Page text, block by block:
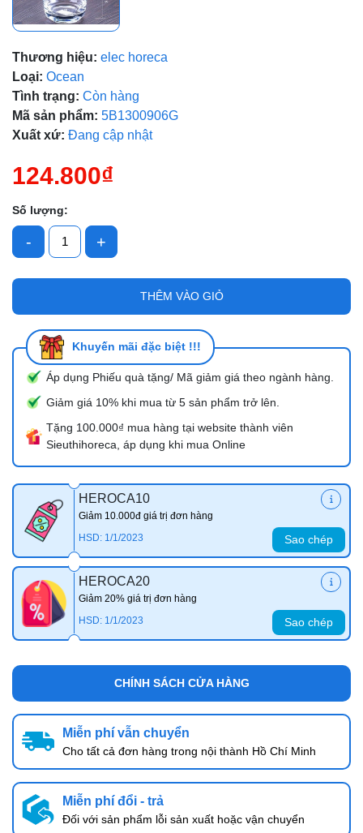
Thương hiệu: elec horeca
Loại: Ocean
Tình trạng: Còn hàng
Mã sản phẩm: 5B1300906G
Xuất xứ: Đang cập nhật
124.800₫
Số lượng:
- +
THÊM VÀO GIỎ
Khuyến mãi đặc biệt !!!
Áp dụng Phiếu quà tặng/ Mã giảm giá theo ngành hàng.
Giảm giá 10% khi mua từ 5 sản phẩm trở lên.
Tặng 100.000₫ mua hàng tại website thành viên
Sieuthihoreca, áp dụng khi mua Online
HEROCA10
Giảm 10.000đ giá trị đơn hàng
HSD: 1/1/2023
Sao chép
HEROCA20
Giảm 20% giá trị đơn hàng
HSD: 1/1/2023
Sao chép
Ngày hết hạn:
Điều kiện:
CHÍNH SÁCH CỬA HÀNG
Miễn phí vẫn chuyển
Cho tất cả đơn hàng trong nội thành Hồ Chí Minh
Miễn phí đổi - trả
Đối với sản phẩm lỗi sản xuất hoặc vận chuyển